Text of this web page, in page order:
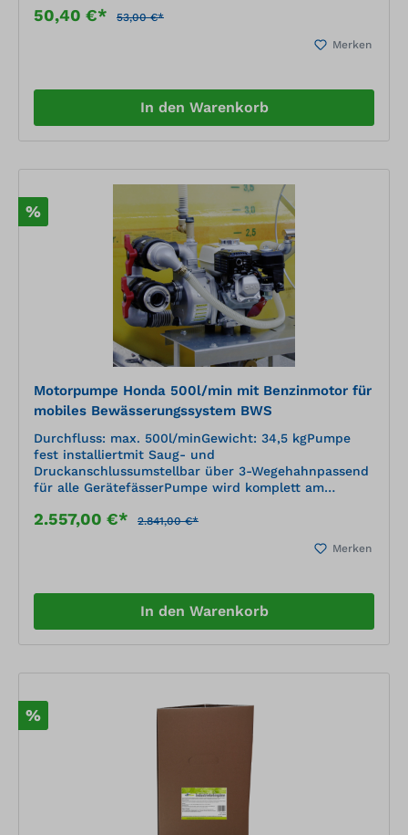
50,40 €* 53,00 €*
Merken
In den Warenkorb
%
Motorpumpe Honda 500l/min mit Benzinmotor für
mobiles Bewässerungssystem BWS
Durchfluss: max. 500l/minGewicht: 34,5 kgPumpe
fest installiertmit Saug- und
Druckanschlussumstellbar über 3-Wegehahnpassend
für alle GerätefässerPumpe wird komplett am
geliefert.
2.557,00 €* 2.841,00 €*
Merken
In den Warenkorb
%